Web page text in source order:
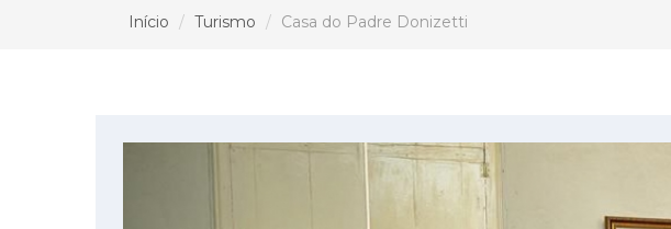
Início Turismo Casa do Padre Donizetti